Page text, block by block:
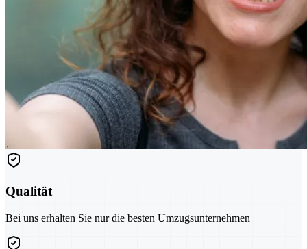
Qualität
Bei uns erhalten Sie nur die besten Umzugsunternehmen